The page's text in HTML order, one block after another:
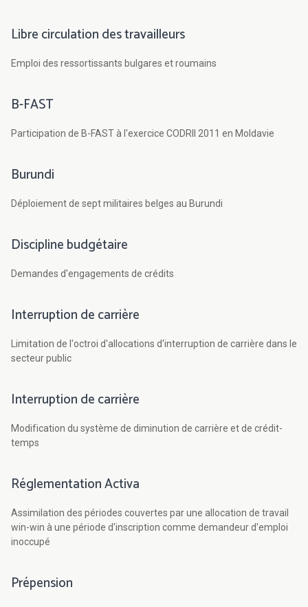
Libre circulation des travailleurs
Emploi des ressortissants bulgares et roumains
B-FAST
Participation de B-FAST à l'exercice CODRII 2011 en Moldavie
Burundi
Déploiement de sept militaires belges au Burundi
Discipline budgétaire
Demandes d'engagements de crédits
Interruption de carrière
Limitation de l'octroi d'allocations d'interruption de carrière dans le
secteur public
Interruption de carrière
Modification du système de diminution de carrière et de crédit-
temps
Réglementation Activa
Assimilation des périodes couvertes par une allocation de travail
win-win à une période d'inscription comme demandeur d'emploi
inoccupé
Prépension